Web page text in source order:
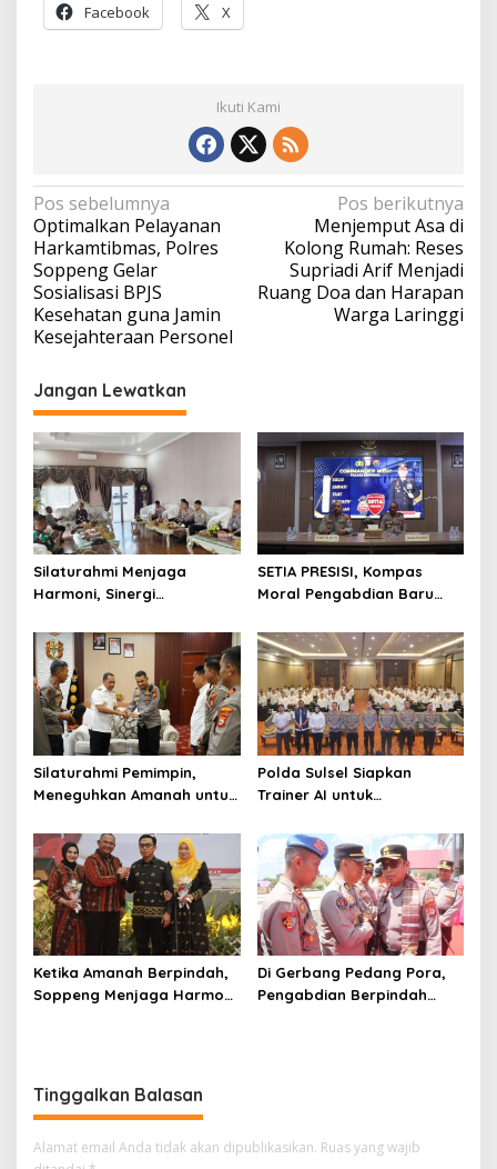
Facebook X
Ikuti Kami
Navigasi
pos
Pos sebelumnya
Optimalkan Pelayanan
Harkamtibmas, Polres
Soppeng Gelar
Sosialisasi BPJS
Kesehatan guna Jamin
Kesejahteraan Personel
Pos berikutnya
Menjemput Asa di
Kolong Rumah: Reses
Supriadi Arif Menjadi
Ruang Doa dan Harapan
Warga Laringgi
Jangan Lewatkan
Silaturahmi Menjaga
Harmoni, Sinergi
Soppeng
SETIA PRESISI, Kompas
Moral Pengabdian Baru
Silaturahmi Pemimpin,
Meneguhkan Amanah untuk
Polda Sulsel Siapkan
Trainer AI untuk
Digital
Ketika Amanah Berpindah,
Soppeng Menjaga Harmoni
Di Gerbang Pedang Pora,
Pengabdian Berpindah
Tinggalkan Balasan
Alamat email Anda tidak akan dipublikasikan. Ruas yang wajib